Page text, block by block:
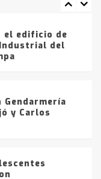
el edificio de
del
Gendarmería
y Carlos